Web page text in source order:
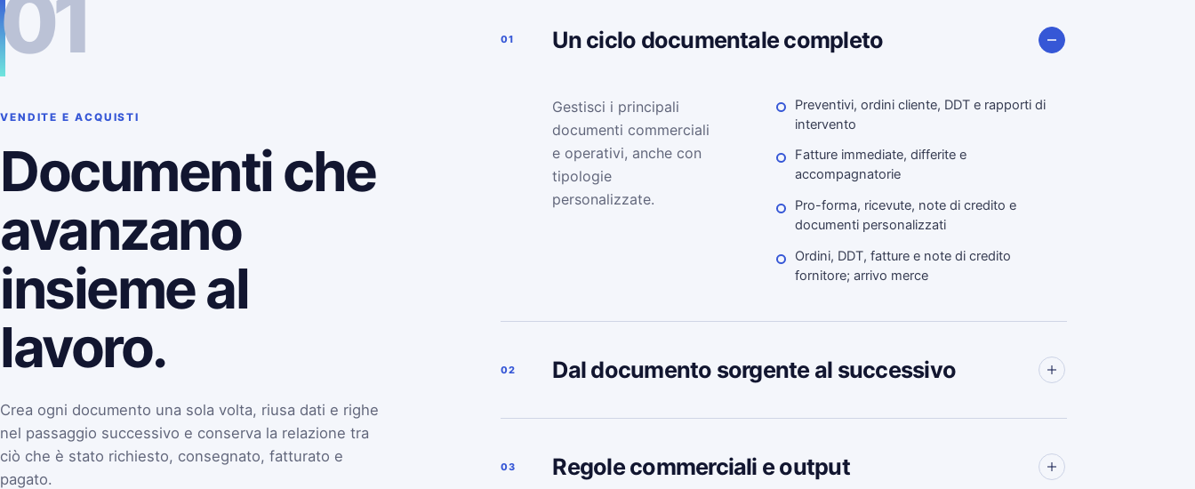
01
VENDITE E ACQUISTI
Documenti che
avanzano
insieme al
lavoro.
Crea ogni documento una sola volta, riusa dati e righe
nel passaggio successivo e conserva la relazione tra
ciò che è stato richiesto, consegnato, fatturato e
pagato.
01 Un ciclo documentale completo
Gestisci i principali
documenti commerciali
e operativi, anche con
tipologie
personalizzate.
Preventivi, ordini cliente, DDT e rapporti di
intervento
Fatture immediate, differite e
accompagnatorie
Pro-forma, ricevute, note di credito e
documenti personalizzati
Ordini, DDT, fatture e note di credito
fornitore; arrivo merce
02 Dal documento sorgente al successivo
03 Regole commerciali e output